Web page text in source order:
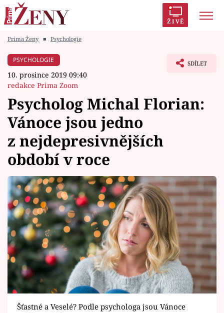
ŽIVĚ
Módní alarm
Témata
Celebrity
Vztahy
Seriály
Horoskopy
Sledujte prima+
Filmový festival Karlovy Vary
Pořady
Prima Ženy ■ Psychologie
PSYCHOLOGIE
10. prosince 2019 09:40
redakce Prima Zoom
SDÍLET
Psycholog Michal Florian:
Vánoce jsou jedno
z nejdepresivnějších
období v roce
Šťastné a Veselé? Podle psychologa jsou Vánoce